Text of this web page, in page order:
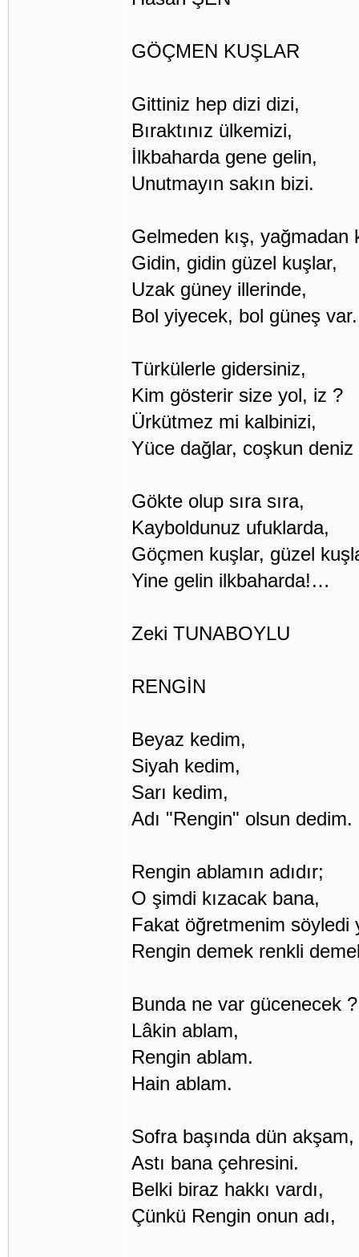
GÖÇMEN KUŞLAR
Gittiniz hep dizi dizi,
Bıraktınız ülkemizi,
İlkbaharda gene gelin,
Unutmayın sakın bizi.
Gelmeden kış, yağmadan
Gidin, gidin güzel kuşlar,
Uzak güney illerinde,
Bol yiyecek, bol güneş var.
Türkülerle gidersiniz,
Kim gösterir size yol, iz ?
Ürkütmez mi kalbinizi,
Yüce dağlar, coşkun deniz
Gökte olup sıra sıra,
Kayboldunuz ufuklarda,
Göçmen kuşlar, güzel
Yine gelin ilkbaharda!…
Zeki TUNABOYLU
RENGİN
Beyaz kedim,
Siyah kedim,
Sarı kedim,
Adı "Rengin" olsun dedim.
Rengin ablamın adıdır;
O şimdi kızacak bana,
Fakat öğretmenim söyledi
Rengin demek renkli
Bunda ne var gücenecek ?
Lâkin ablam,
Rengin ablam.
Hain ablam.
Sofra başında dün akşam,
Astı bana çehresini.
Belki biraz hakkı vardı,
Çünkü Rengin onun adı,